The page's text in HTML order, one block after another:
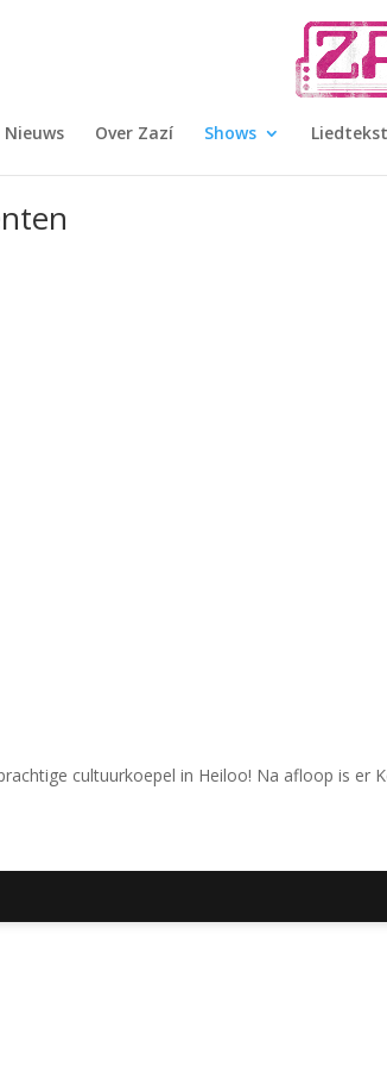
Nieuws Over Zazí Shows
cultuurkoepel in Heiloo! Na afloop is